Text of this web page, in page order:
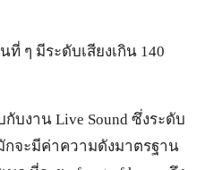
ๆ มีระดับเสียงเกิน 140
บงาน Live Sound ซึ่งระดับ
กจะมีค่าความดังมาตรฐาน